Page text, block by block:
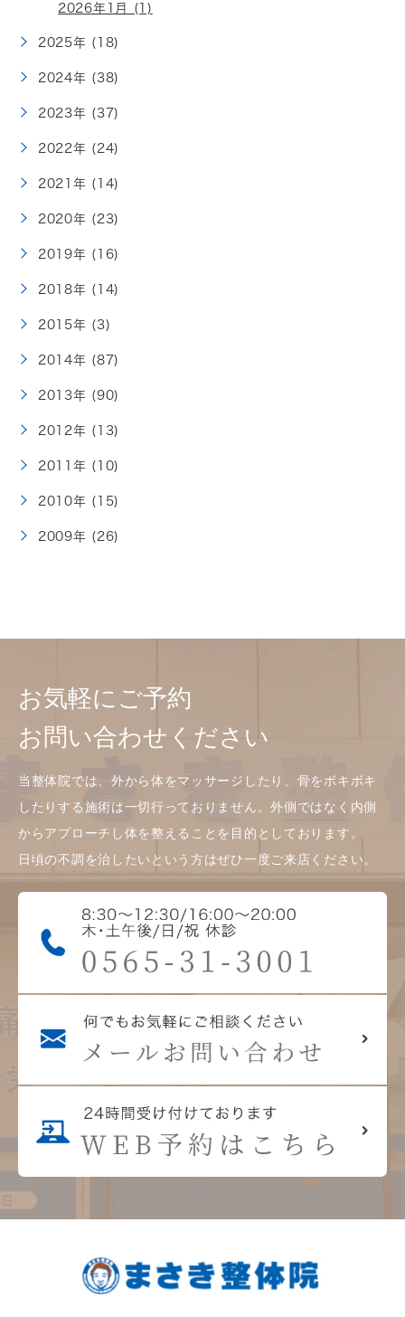
2026年1月 (1)
2025年 (18)
2024年 (38)
2023年 (37)
2022年 (24)
2021年 (14)
2020年 (23)
2019年 (16)
2018年 (14)
2015年 (3)
2014年 (87)
2013年 (90)
2012年 (13)
2011年 (10)
2010年 (15)
2009年 (26)
お気軽にご予約
お問い合わせください
当整体院では、外から体をマッサージしたり、骨をボキボキ
したりする施術は一切行っておりません。外側ではなく内側
からアプローチし体を整えることを目的としております。
日頃の不調を治したいという方はぜひ一度ご来店ください。